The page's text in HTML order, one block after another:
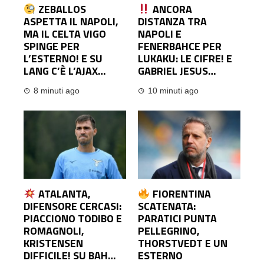
ZEBALLOS
ASPETTA IL NAPOLI,
MA IL CELTA VIGO
SPINGE PER
L’ESTERNO! E SU
LANG C’È L’AJAX…
8 minuti ago
ANCORA
DISTANZA TRA
NAPOLI E
FENERBAHCE PER
LUKAKU: LE CIFRE! E
GABRIEL JESUS…
10 minuti ago
ATALANTA,
DIFENSORE CERCASI:
PIACCIONO TODIBO E
ROMAGNOLI,
KRISTENSEN
DIFFICILE! SU BAH…
FIORENTINA
SCATENATA:
PARATICI PUNTA
PELLEGRINO,
THORSTVEDT E UN
ESTERNO